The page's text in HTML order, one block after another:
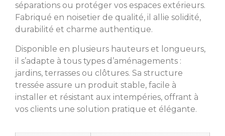
séparations ou protéger vos espaces extérieurs.
Fabriqué en noisetier de qualité, il allie solidité,
durabilité et charme authentique.
Disponible en plusieurs hauteurs et longueurs,
il s’adapte à tous types d’aménagements :
jardins, terrasses ou clôtures. Sa structure
tressée assure un produit stable, facile à
installer et résistant aux intempéries, offrant à
vos clients une solution pratique et élégante.